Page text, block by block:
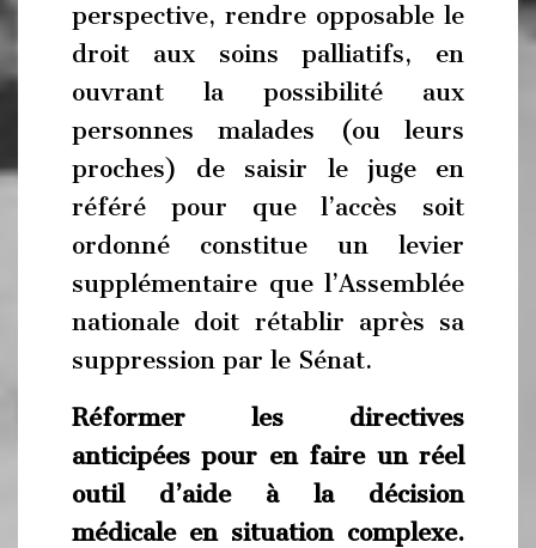
perspective, rendre opposable le
droit aux soins palliatifs, en
ouvrant la possibilité aux
personnes malades (ou leurs
proches) de saisir le juge en
référé pour que l’accès soit
ordonné constitue un levier
supplémentaire que l’Assemblée
nationale doit rétablir après sa
suppression par le Sénat.
Réformer les directives
anticipées pour en faire un réel
outil d’aide à la décision
médicale en situation complexe.